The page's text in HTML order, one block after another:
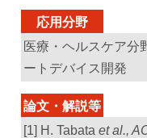
応用分野
医療・ヘルスケア分
ートデバイス開発
論文・解説等
[1] H. Tabataet al.,